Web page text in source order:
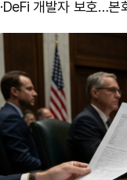
·DeFi 개발자 보호…